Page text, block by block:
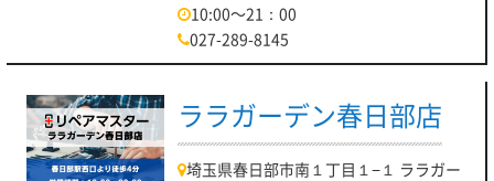
10:00～21：00
027-289-8145
ララガーデン春日部店
埼玉県春日部市南１丁目１−１ ララガー